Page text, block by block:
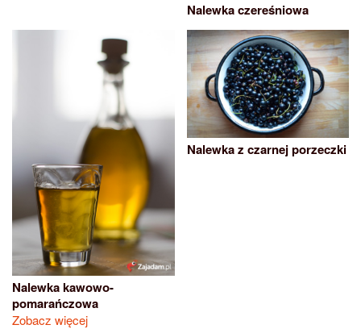
Nalewka czereśniowa
Nalewka kawowo-
pomarańczowa
Nalewka z czarnej porzeczki
Zobacz więcej